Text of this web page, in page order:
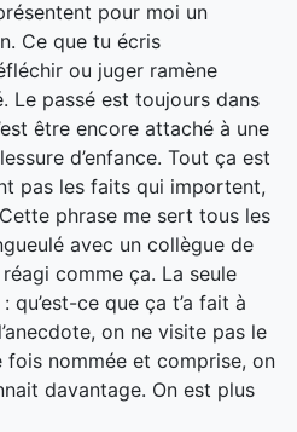
pour moi un
Ce que tu écris
ou juger ramène
Le passé est toujours dans
être encore attaché à une
d’enfance. Tout ça est
pas les faits qui importent,
phrase me sert tous les
avec un collègue de
comme ça. La seule
ce que ça t’a fait à
on ne visite pas le
nommée et comprise, on
davantage. On est plus